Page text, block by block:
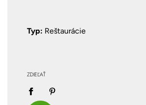
Typ: Reštaurácie
ZDIEĽAŤ